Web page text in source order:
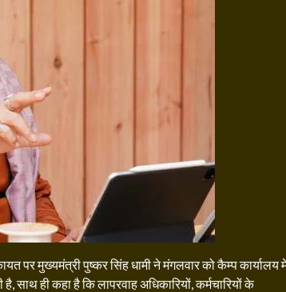
पर मुख्यमंत्री पुष्कर सिंह धामी ने मंगलवार को कैम्प कार्यालय
साथ ही कहा है कि लापरवाह अधिकारियों, कर्मचारियों के